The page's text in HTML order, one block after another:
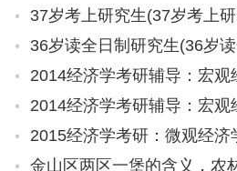
37岁考上研究生(37岁考上
36岁读全日制研究生(36岁读全
2014经济学考研辅导：宏观
2014经济学考研辅导：宏观
2015经济学考研：微观经济
金山区两区一堡的含义，农林